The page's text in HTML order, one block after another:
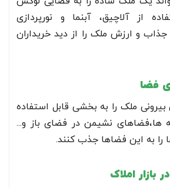
از آلاچیق، آبنما و نورپردازی
جذاب و ارزش ملک را از دید خریداران
ملک را به بخشی قابل استفاده
ها،فضاهای نشیمن در فضای باز و...
را به این فضاها جذب کنند.